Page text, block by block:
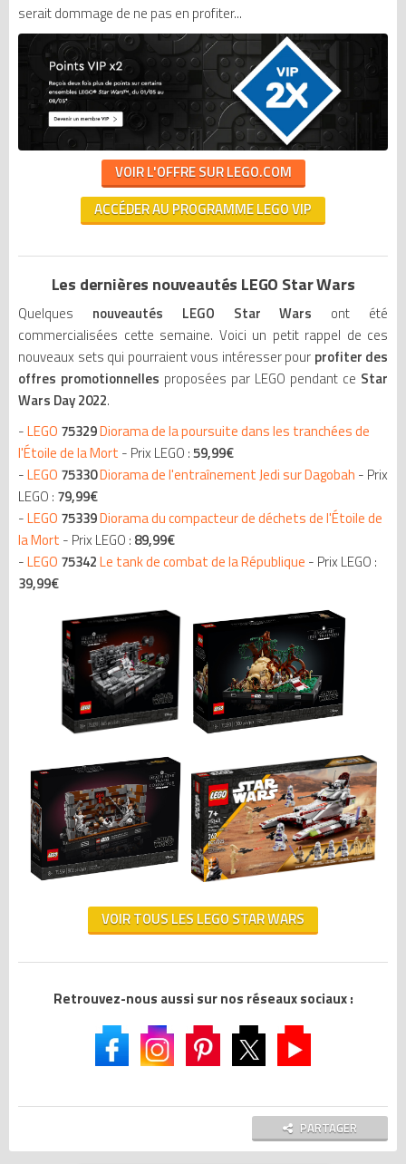
serait dommage de ne pas en profiter...
VOIR L'OFFRE SUR LEGO.COM
ACCÉDER AU PROGRAMME LEGO VIP
Les dernières nouveautés LEGO Star Wars
Quelques nouveautés LEGO Star Wars ont été
commercialisées cette semaine. Voici un petit rappel de ces
nouveaux sets qui pourraient vous intéresser pour profiter des
offres promotionnelles proposées par LEGO pendant ce Star
Wars Day 2022.
-LEGO 75329Diorama de la poursuite dans les tranchées de
l'Étoile de la Mort - Prix LEGO :59,99€
-LEGO 75330Diorama de l'entraînement Jedi sur Dagobah - Prix
LEGO : 79,99€
-LEGO 75339Diorama du compacteur de déchets de l'Étoile de
la Mort - Prix LEGO : 89,99€
-LEGO 75342Le tank de combat de la République - Prix LEGO :
39,99€
VOIR TOUS LES LEGO STAR WARS
Retrouvez-nous aussi sur nos réseaux sociaux :
PARTAGER